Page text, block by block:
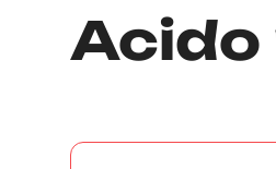
Acido